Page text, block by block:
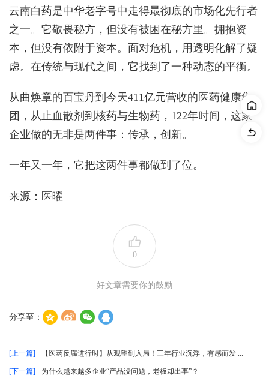
云南白药是中华老字号中走得最彻底的市场化先行者
之一。它敬畏秘方，但没有被困在秘方里。拥抱资
本，但没有依附于资本。面对危机，用透明化解了疑
虑。在传统与现代之间，它找到了一种动态的平衡。
从曲焕章的百宝丹到今天411亿元营收的医药健康集
团，从止血散剂到核药与生物药，122年时间，这家
企业做的无非是两件事：传承，创新。
一年又一年，它把这两件事都做到了位。
来源：医曜
0
好文章需要你的鼓励
分享至：
[上一篇] 【医药反腐进行时】从观望到入局！三年行业沉浮，有感而发 ...
[下一篇] 为什么越来越多企业“产品没问题，老板却出事”？